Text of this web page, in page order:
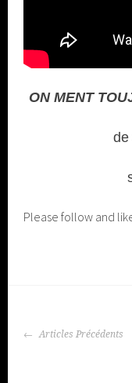
ON MENT
de
Please follow and
NAVIGATION
Articles Précédents